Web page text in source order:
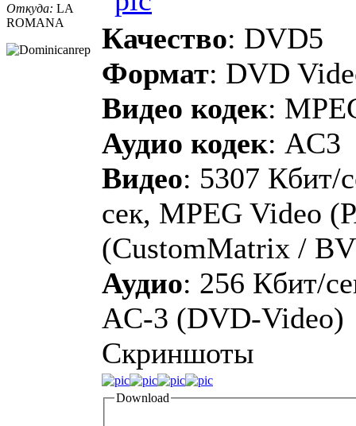
Откуда: LA
ROMANA
Качество: DVD5
Формат: DVD
Видео кодек:
Аудио кодек: AC3
Видео: 5307 Кбит/
сек, MPEG Video
(CustomMatrix /
Аудио: 256 Кбит/
AC-3 (DVD-Video)
Скриншоты
Download